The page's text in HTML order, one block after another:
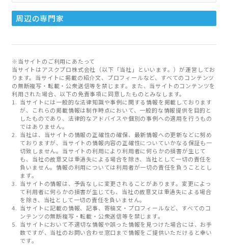
周辺の専門家
※当サイトのご利用にあたって
当サイトはアスクプロ株式会社（以下「当社」といいます。）が運営してお
ります。当サイトに掲載の紹介文、プロフィールなど、すべてのコンテンツ
の無断複写・転載・公衆送信等を禁じます。また、当サイトのコンテンツを
利用された場合、以下の免責事項に同意したものとみなします。
当サイトには一般的な法律知識や事例に関する情報を掲載しております
が、これらの掲載情報は制作時点において、一般的な情報提供を目的と
したものであり、法律的なアドバイスや個別の事例への適用を行うもの
ではありません。
当社は、当サイトの情報の正確性の確保、最新情報への更新などに努め
ておりますが、当サイトの情報内容の正確性についていかなる保証も一
切致しません。当サイトの利用により利用者に何らかの損害が生じて
も、当社の故意又は重過失による場合を除き、当社として一切の責任を
負いません。情報の利用については利用者が一切の責任を負うこととし
ます。
当サイトの情報は、予告なしに変更されることがあります。変更によっ
て利用者に何らかの損害が生じても、当社の故意又は重過失による場合
を除き、当社として一切の責任を負いません。
当サイトに記載の情報、記事、寄稿文・プロフィールなど、すべてのコ
ンテンツの無断複写・転載・公衆送信等を禁じます。
当サイトにおいて不適切な情報や誤った情報を見つけた場合には、お手
数ですが、当社のお問い合わせ窓口まで情報をご提供いただけると幸い
です。